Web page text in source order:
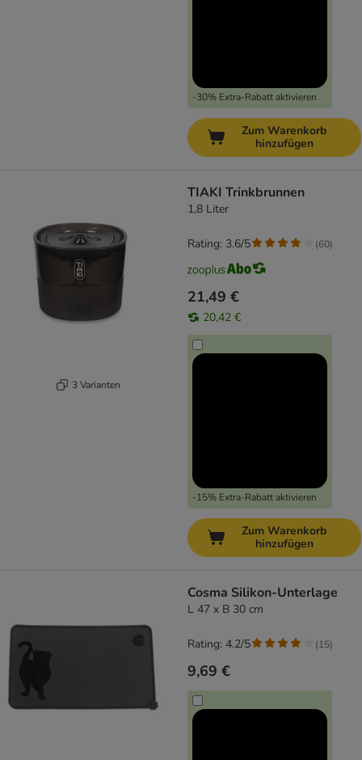
-30% Extra-Rabatt aktivieren
Zum Warenkorb
hinzufügen
3 Varianten
TIAKI Trinkbrunnen
1,8 Liter
21,49 €
20,42 €
-15% Extra-Rabatt aktivieren
Rating: 3.6/5 (60)
Zum Warenkorb
hinzufügen
Cosma Silikon-Unterlage
L 47 x B 30 cm
9,69 €
Rating: 4.2/5 (15)